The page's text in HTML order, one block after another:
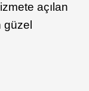
açılan
güzel